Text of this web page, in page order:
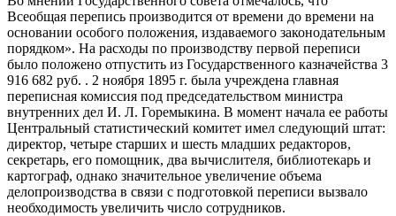
Всеобщая перепись производится от времени до времени на
основании особого положения, издаваемого законодательным
порядком». На расходы по производству первой переписи
было положено отпустить из Государственного казначейства 3
916 682 руб. . 2 ноября 1895 г. была учреждена главная
переписная комиссия под председательством министра
внутренних дел И. Л. Горемыкина. В момент начала ее работы
Центральный статистический комитет имел следующий штат:
директор, четыре старших и шесть младших редакторов,
секретарь, его помощник, два вычислителя, библиотекарь и
картограф, однако значительное увеличение объема
делопроизводства в связи с подготовкой переписи вызвало
необходимость увеличить число сотрудников.